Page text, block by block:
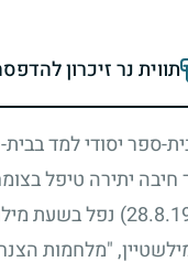
תווית נר זיכרון
ספר יסודי למד
יתירה טיפל
נפל בשעת
"מלחמות